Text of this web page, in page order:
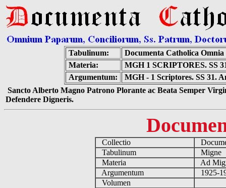
Tabulinum:
Documenta Catholica Omnia
Materia:
MGH 1 SCRIPTORES. SS
Argumentum:
MGH - 1 Scriptores. SS 31.
Sancto Alberto Magno Patrono Plorante ac Beata Semper
Defendere Digneris.
Collectio
Tabulinum
Migne
Materia
Ad
Argumentum
1925-
Volumen